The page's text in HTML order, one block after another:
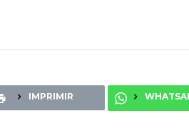
IMPRIMIR